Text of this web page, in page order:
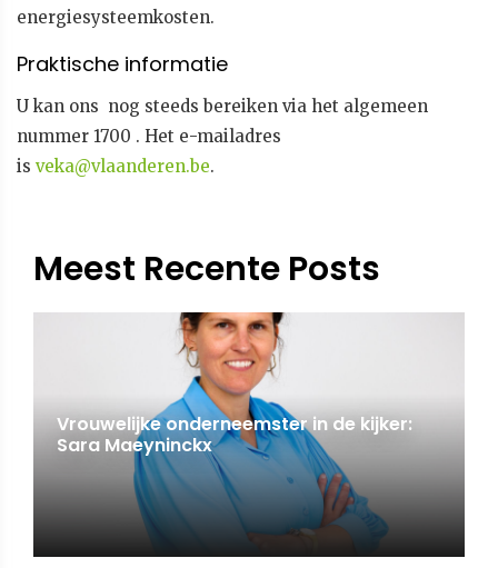
energiesysteemkosten.
Praktische informatie
U kan ons nog steeds bereiken via het algemeen
nummer 1700 . Het e-mailadres
is veka@vlaanderen.be.
Meest Recente Posts
Vrouwelijke onderneemster in de kijker:
Sara Maeyninckx